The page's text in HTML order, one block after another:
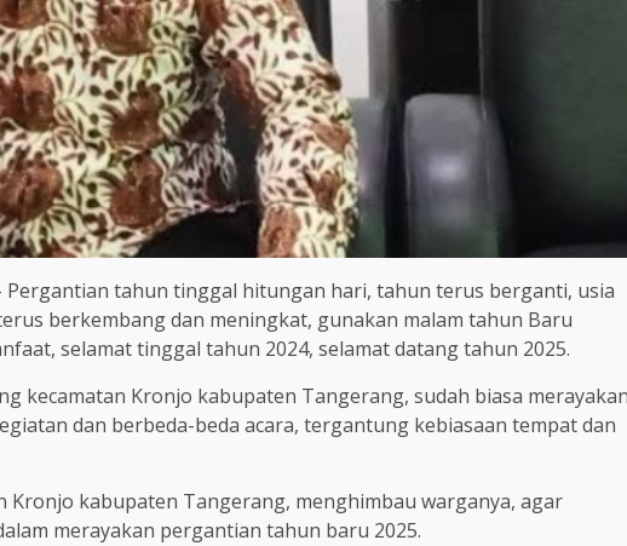
Pergantian tahun tinggal hitungan hari, tahun terus berganti, usia
berkembang dan meningkat, gunakan malam tahun Baru
selamat tinggal tahun 2024, selamat datang tahun 2025.
kecamatan Kronjo kabupaten Tangerang, sudah biasa
dan berbeda-beda acara, tergantung kebiasaan tempat dan
Kronjo kabupaten Tangerang, menghimbau warganya, agar
merayakan pergantian tahun baru 2025.